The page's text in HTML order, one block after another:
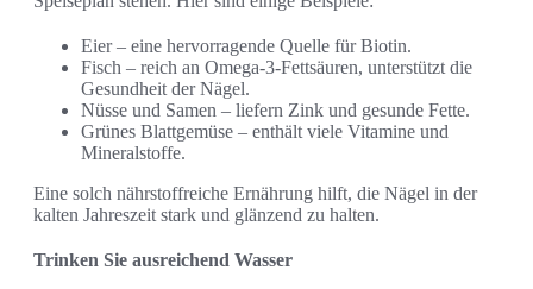
Eier – eine hervorragende Quelle für Biotin.
Fisch – reich an Omega-3-Fettsäuren, unterstützt die
Gesundheit der Nägel.
Nüsse und Samen – liefern Zink und gesunde Fette.
Grünes Blattgemüse – enthält viele Vitamine und
Mineralstoffe.
Eine solch nährstoffreiche Ernährung hilft, die Nägel in der
kalten Jahreszeit stark und glänzend zu halten.
Trinken Sie ausreichend Wasser